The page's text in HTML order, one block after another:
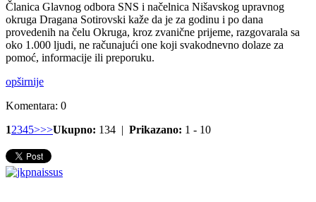
Članica Glavnog odbora SNS i načelnica Nišavskog upravnog
okruga Dragana Sotirovski kaže da je za godinu i po dana
provedenih na čelu Okruga, kroz zvanične prijeme, razgovarala sa
oko 1.000 ljudi, ne računajući one koji svakodnevno dolaze za
pomoć, informacije ili preporuku.
opširnije
Komentara: 0
12345>>>Ukupno: 134 | Prikazano: 1 - 10